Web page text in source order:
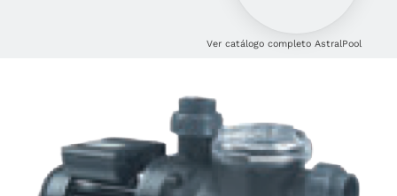
Ver catálogo completo AstralPool